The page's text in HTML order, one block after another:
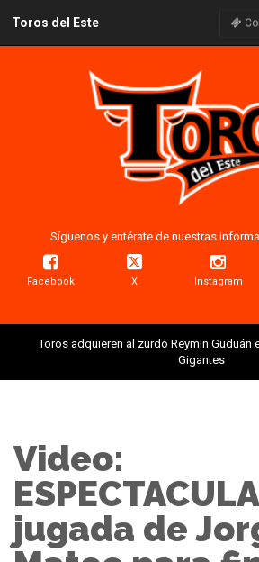
Toros del Este
Síguenos y entérate de nuestras
Facebook X Instagram
Toros adquieren al zurdo Reymin
Gigantes
Video:
jugada de